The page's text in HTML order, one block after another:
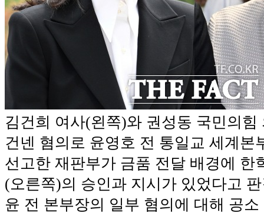
김건희 여사(왼쪽)와 권성동 국민의힘
건넨 혐의로 윤영호 전 통일교 세계본
선고한 재판부가 금품 전달 배경에 한
(오른쪽)의 승인과 지시가 있었다고
윤 전 본부장의 일부 혐의에 대해 공